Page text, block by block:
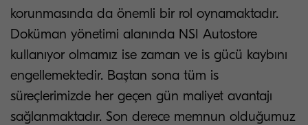
korunmasında da önemli bir rol oynamaktadır.
Doküman yönetimi alanında NSI Autostore
kullanıyor olmamız ise zaman ve is gücü kaybını
engellemektedir. Baştan sona tüm is
süreçlerimizde her geçen gün maliyet avantajı
sağlanmaktadır. Son derece memnun olduğumuz